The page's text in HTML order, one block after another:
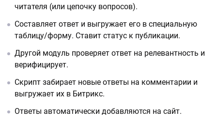
читателя (или цепочку вопросов).
Составляет ответ и выгружает его в специальную
таблицу/форму. Ставит статус к публикации.
Другой модуль проверяет ответ на релевантность и
верифицирует.
Скрипт забирает новые ответы на комментарии и
выгружает их в Битрикс.
Ответы автоматически добавляются на сайт.